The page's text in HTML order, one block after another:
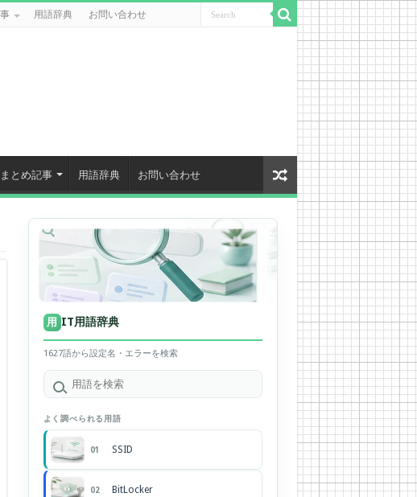
用語辞典 お問い合わせ
まとめ記事 用語辞典 お問い合わせ
用 IT用語辞典
1627語から設定名・エラーを検索
よく調べられる用語
01 SSID
02 BitLocker